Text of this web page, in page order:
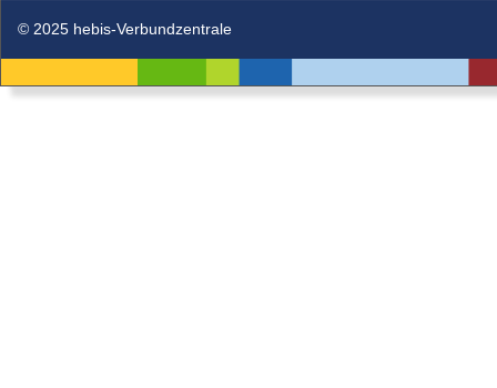
© 2025 hebis-Verbundzentrale